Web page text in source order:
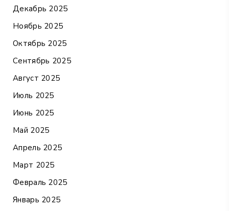
Декабрь 2025
Ноябрь 2025
Октябрь 2025
Сентябрь 2025
Август 2025
Июль 2025
Июнь 2025
Май 2025
Апрель 2025
Март 2025
Февраль 2025
Январь 2025